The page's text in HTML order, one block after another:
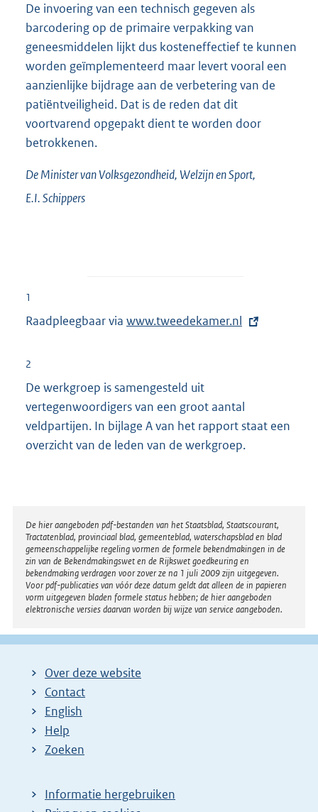
De invoering van een technisch gegeven als
barcodering op de primaire verpakking van
geneesmiddelen lijkt dus kosteneffectief te kunnen
worden geïmplementeerd maar levert vooral een
aanzienlijke bijdrage aan de verbetering van de
patiëntveiligheid. Dat is de reden dat dit
voortvarend opgepakt dient te worden door
betrokkenen.
De Minister van Volksgezondheid, Welzijn en Sport,
E.I.Schippers
1
Raadpleegbaar via E
e
:
www.tweedekamer.nl
2
De werkgroep is samengesteld uit
vertegenwoordigers van een groot aantal
veldpartijen. In bijlage A van het rapport staat een
overzicht van de leden van de werkgroep.
Disclaimer
De hier aangeboden pdf-bestanden van het Staatsblad, Staatscourant,
Tractatenblad, provinciaal blad, gemeenteblad, waterschapsblad en blad
gemeenschappelijke regeling vormen de formele bekendmakingen in de
zin van de Bekendmakingswet en de Rijkswet goedkeuring en
bekendmaking verdragen voor zover ze na 1 juli 2009 zijn uitgegeven.
Voor pdf-publicaties van vóór deze datum geldt dat alleen de in papieren
vorm uitgegeven bladen formele status hebben; de hier aangeboden
elektronische versies daarvan worden bij wijze van service aangeboden.
Over deze website
Contact
English
Help
Zoeken
Informatie hergebruiken